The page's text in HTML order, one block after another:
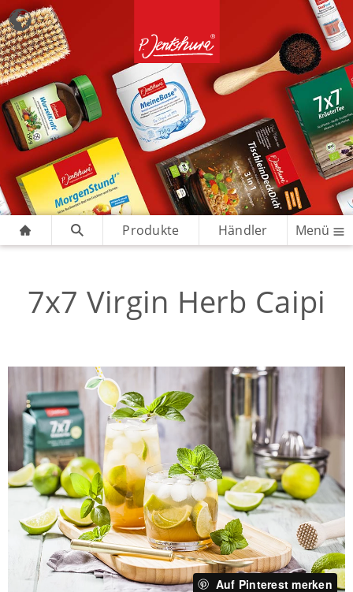
Produkte Händler Menü
7x7 Virgin Herb Caipi
Auf Pinterest merken